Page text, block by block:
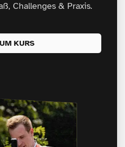
Challenges & Praxis.
KURS